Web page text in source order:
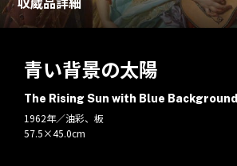
青い背景の太陽
The Rising Sun with Blue Background
1962年／油彩、板
57.5×45.0cm